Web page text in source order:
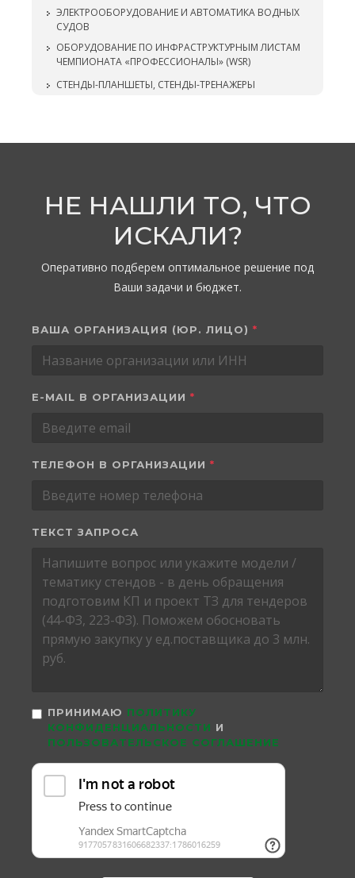
ЭЛЕКТРООБОРУДОВАНИЕ И АВТОМАТИКА ВОДНЫХ
СУДОВ
ОБОРУДОВАНИЕ ПО ИНФРАСТРУКТУРНЫМ ЛИСТАМ
ЧЕМПИОНАТА «ПРОФЕССИОНАЛЫ» (WSR)
СТЕНДЫ-ПЛАНШЕТЫ, СТЕНДЫ-ТРЕНАЖЕРЫ
НЕ НАШЛИ ТО, ЧТО
ИСКАЛИ?
Оперативно подберем оптимальное решение под
Ваши задачи и бюджет.
ВАША ОРГАНИЗАЦИЯ (ЮР. ЛИЦО) *
E-MAIL В ОРГАНИЗАЦИИ *
ТЕЛЕФОН В ОРГАНИЗАЦИИ *
ТЕКСТ ЗАПРОСА
ПРИНИМАЮ ПОЛИТИКУ
КОНФИДЕНЦИАЛЬНОСТИ И
ПОЛЬЗОВАТЕЛЬСКОЕ СОГЛАШЕНИЕ